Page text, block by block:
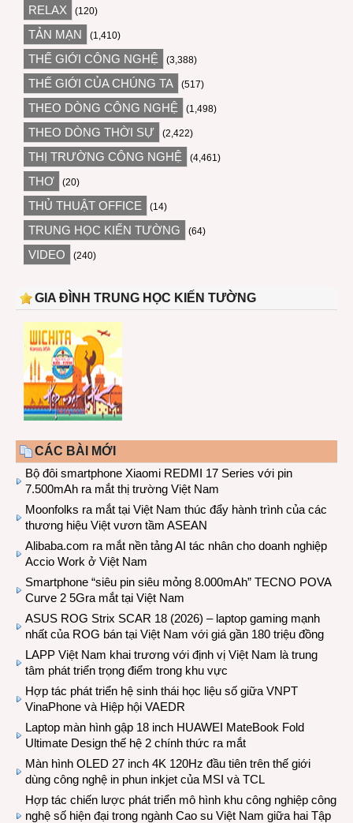
RELAX (120)
TẢN MẠN (1,410)
THẾ GIỚI CÔNG NGHỆ (3,388)
THẾ GIỚI CỦA CHÚNG TA (517)
THEO DÒNG CÔNG NGHỆ (1,498)
THEO DÒNG THỜI SỰ (2,422)
THỊ TRƯỜNG CÔNG NGHỆ (4,461)
THƠ (20)
THỦ THUẬT OFFICE (14)
TRUNG HỌC KIẾN TƯỜNG (64)
VIDEO (240)
GIA ĐÌNH TRUNG HỌC KIẾN TƯỜNG
CÁC BÀI MỚI
Bộ đôi smartphone Xiaomi REDMI 17 Series với pin
7.500mAh ra mắt thị trường Việt Nam
Moonfolks ra mắt tại Việt Nam thúc đẩy hành trình của các
thương hiệu Việt vươn tầm ASEAN
Alibaba.com ra mắt nền tảng AI tác nhân cho doanh nghiệp
Accio Work ở Việt Nam
Smartphone “siêu pin siêu mỏng 8.000mAh” TECNO POVA
Curve 2 5Gra mắt tại Việt Nam
ASUS ROG Strix SCAR 18 (2026) – laptop gaming mạnh
nhất của ROG bán tại Việt Nam với giá gần 180 triệu đồng
LAPP Việt Nam khai trương với định vị Việt Nam là trung
tâm phát triển trọng điểm trong khu vực
Hợp tác phát triển hệ sinh thái học liệu số giữa VNPT
VinaPhone và Hiệp hội VAEDR
Laptop màn hình gập 18 inch HUAWEI MateBook Fold
Ultimate Design thế hệ 2 chính thức ra mắt
Màn hình OLED 27 inch 4K 120Hz đầu tiên trên thế giới
dùng công nghệ in phun inkjet của MSI và TCL
Hợp tác chiến lược phát triển mô hình khu công nghiệp công
nghệ số hiện đại trong ngành Cao su Việt Nam giữa hai Tập